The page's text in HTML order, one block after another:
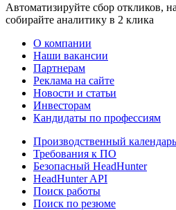
Автоматизируйте сбор откликов,
собирайте аналитику в 2 клика
О компании
Наши вакансии
Партнерам
Реклама на сайте
Новости и статьи
Инвесторам
Кандидаты по профессиям
Производственный календарь
Требования к ПО
Безопасный HeadHunter
HeadHunter API
Поиск работы
Поиск по резюме